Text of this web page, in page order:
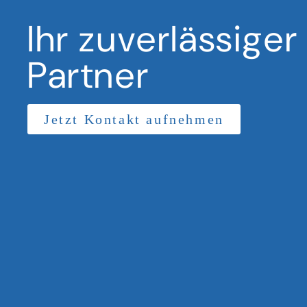
Ihr
Partner
Jetzt Kontakt aufnehmen